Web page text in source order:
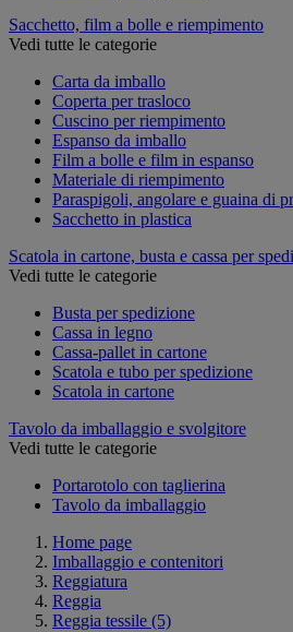
Sacchetto, film a bolle e riempimento
Vedi tutte le categorie
Carta da imballo
Coperta per trasloco
Cuscino per riempimento
Espanso da imballo
Film a bolle e film in espanso
Materiale di riempimento
Paraspigoli, angolare e guaina di
Sacchetto in plastica
Scatola in cartone, busta e cassa per
Vedi tutte le categorie
Busta per spedizione
Cassa in legno
Cassa-pallet in cartone
Scatola e tubo per spedizione
Scatola in cartone
Tavolo da imballaggio e svolgitore
Vedi tutte le categorie
Portarotolo con taglierina
Tavolo da imballaggio
Home page
Imballaggio e contenitori
Reggiatura
Reggia
Reggia tessile (5)